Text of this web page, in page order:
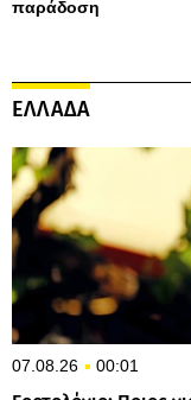
παράδοση
ΕΛΛΑΔΑ
07.08.26 00:01